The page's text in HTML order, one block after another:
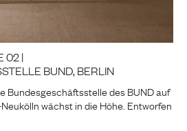
02 |
BUND, BERLIN
Bundesgeschäftsstelle des BUND auf
wächst in die Höhe. Entworfen